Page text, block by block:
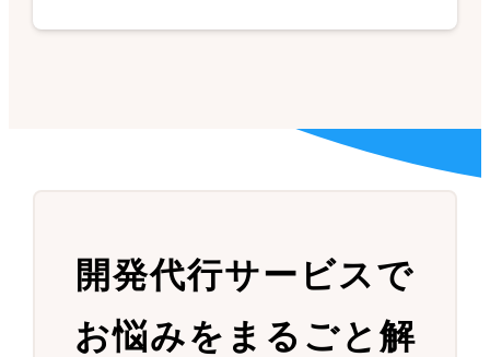
開発代行サービスで
お悩みをまるごと解